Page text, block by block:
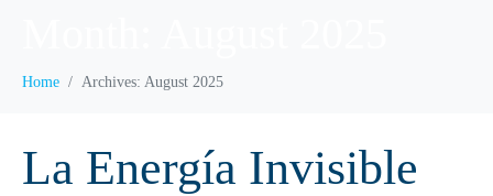
Home Archives: August 2025
La Energía Invisible